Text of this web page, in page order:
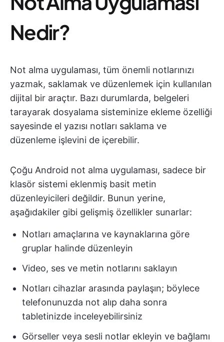
Nedir?
Not alma uygulaması, tüm önemli notlarınızı
yazmak, saklamak ve düzenlemek için kullanılan
dijital bir araçtır. Bazı durumlarda, belgeleri
tarayarak dosyalama sisteminize ekleme özelliği
sayesinde el yazısı notları saklama ve
düzenleme işlevini de içerebilir.
Çoğu Android not alma uygulaması, sadece bir
klasör sistemi eklenmiş basit metin
düzenleyicileri değildir. Bunun yerine,
aşağıdakiler gibi gelişmiş özellikler sunarlar:
Notları amaçlarına ve kaynaklarına göre
gruplar halinde düzenleyin
Video, ses ve metin notlarını saklayın
Notları cihazlar arasında paylaşın; böylece
telefonunuzda not alıp daha sonra
tabletinizde inceleyebilirsiniz
Görseller veya sesli notlar ekleyin ve bağlamı